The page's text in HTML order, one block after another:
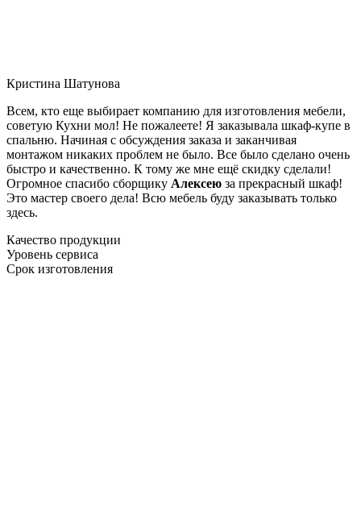
Кристина Шатунова
Всем, кто еще выбирает компанию для изготовления мебели,
советую Кухни мол! Не пожалеете! Я заказывала шкаф-купе в
спальню. Начиная с обсуждения заказа и заканчивая
монтажом никаких проблем не было. Все было сделано очень
быстро и качественно. К тому же мне ещё скидку сделали!
Огромное спасибо сборщику Алексею за прекрасный шкаф!
Это мастер своего дела! Всю мебель буду заказывать только
здесь.
Качество продукции
Уровень сервиса
Срок изготовления